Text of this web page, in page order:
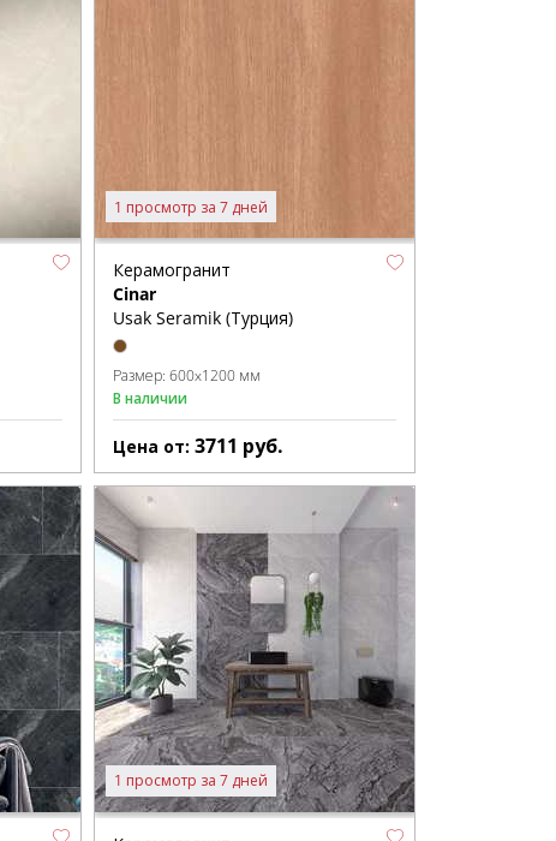
1 просмотр за 7 дней
Керамогранит
Cinar
Usak Seramik (Турция)
Размер: 600x1200 мм
В наличии
Цена от: 3711 руб.
1 просмотр за 7 дней